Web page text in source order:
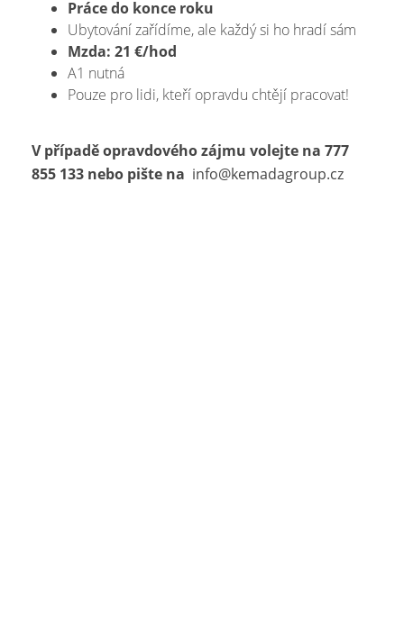
Práce do konce roku
Ubytování zařídíme, ale každý si ho hradí sám
Mzda: 21 €/hod
A1 nutná
Pouze pro lidi, kteří opravdu chtějí pracovat!
V případě opravdového zájmu volejte na 777
855 133 nebo pište na info@kemadagroup.cz